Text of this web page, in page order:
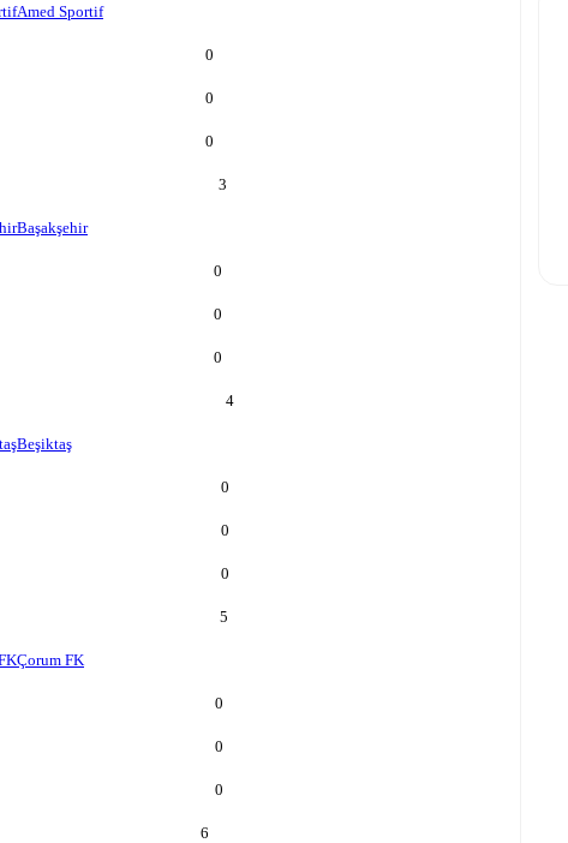
Amed Sportif
0
0
0
3
Başakşehir
0
0
0
4
Beşiktaş
0
0
0
5
Çorum FK
0
0
0
6